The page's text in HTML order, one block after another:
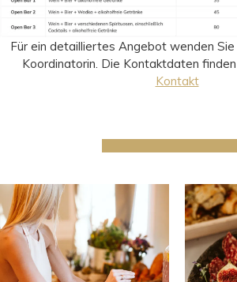
Für ein detailliertes Angebot wenden
Koordinatorin. Die Kontaktdaten
Kontakt